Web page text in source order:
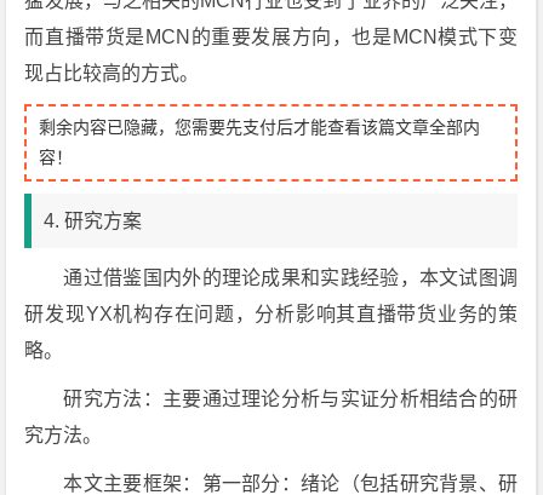
而直播带货是MCN的重要发展方向，也是MCN模式下变
现占比较高的方式。
剩余内容已隐藏，您需要先支付后才能查看该篇文章全部内
容！
4. 研究方案
通过借鉴国内外的理论成果和实践经验，本文试图调
研发现YX机构存在问题，分析影响其直播带货业务的策
略。
研究方法：主要通过理论分析与实证分析相结合的研
究方法。
本文主要框架：第一部分：绪论（包括研究背景、研